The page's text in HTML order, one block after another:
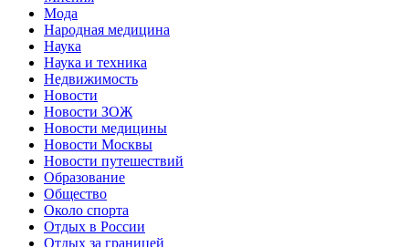
Мода
Народная медицина
Наука
Наука и техника
Недвижимость
Новости
Новости ЗОЖ
Новости медицины
Новости Москвы
Новости путешествий
Образование
Общество
Около спорта
Отдых в России
Отдых за границей